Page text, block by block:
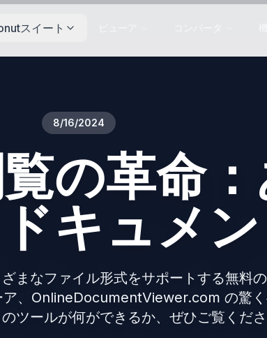
スイート
8/16/2024
の革命
キュメ
まなファイル形式をサポートする無料
ア、OnlineDocumentViewer.com の驚
ツールが何ができるか、ぜひご覧くださ